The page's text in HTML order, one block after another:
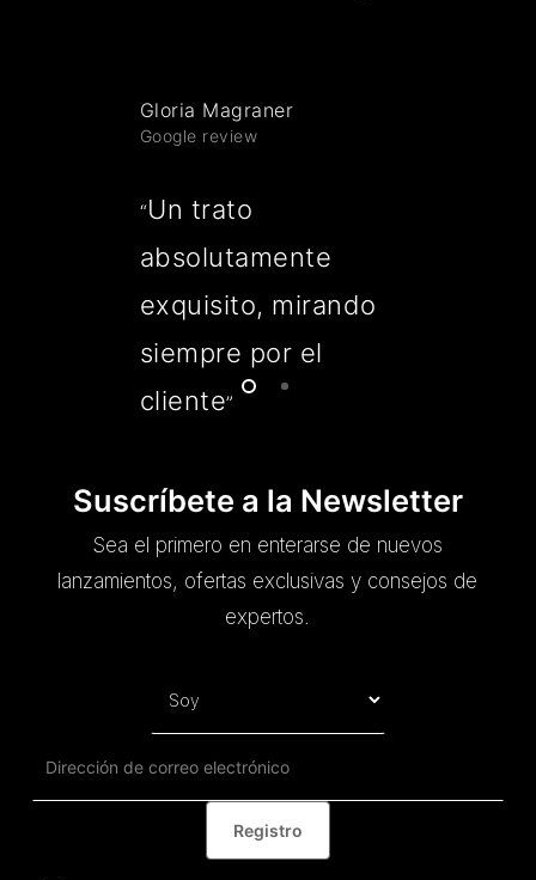
Gloria Magraner
Google review
“Un trato
absolutamente
exquisito, mirando
siempre por el
cliente”
Suscríbete a la Newsletter
Sea el primero en enterarse de nuevos
lanzamientos, ofertas exclusivas y consejos de
expertos.